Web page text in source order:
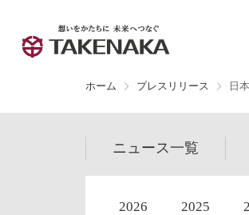
ホーム プレスリリース 日
ニュース一覧
2026 2025